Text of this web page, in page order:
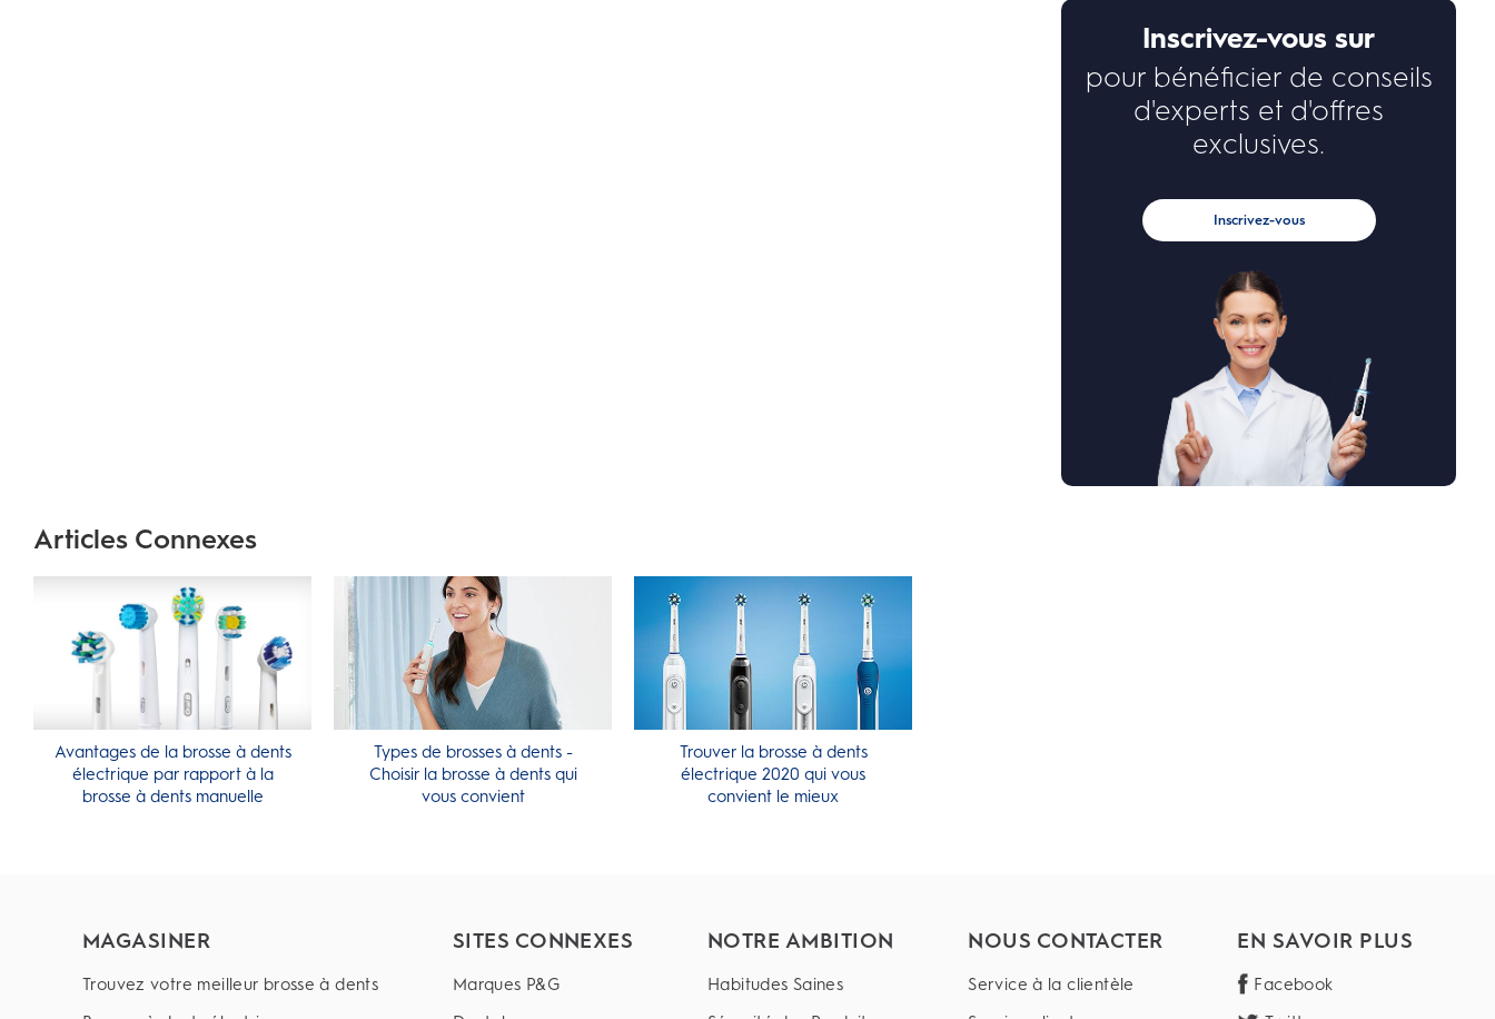
Inscrivez-vous sur
pour bénéficier de conseils
d'experts et d'offres
exclusives.
Inscrivez-vous
Articles Connexes
Avantages de la brosse à dents
électrique par rapport à la
brosse à dents manuelle
Types de brosses à dents -
Choisir la brosse à dents qui
vous convient
Trouver la brosse à dents
électrique 2020 qui vous
convient le mieux
MAGASINER
Trouvez votre meilleur brosse à dents
SITES CONNEXES
Marques P&G
NOTRE AMBITION
Habitudes Saines
NOUS CONTACTER
Service à la clientèle
EN SAVOIR PLUS
Facebook